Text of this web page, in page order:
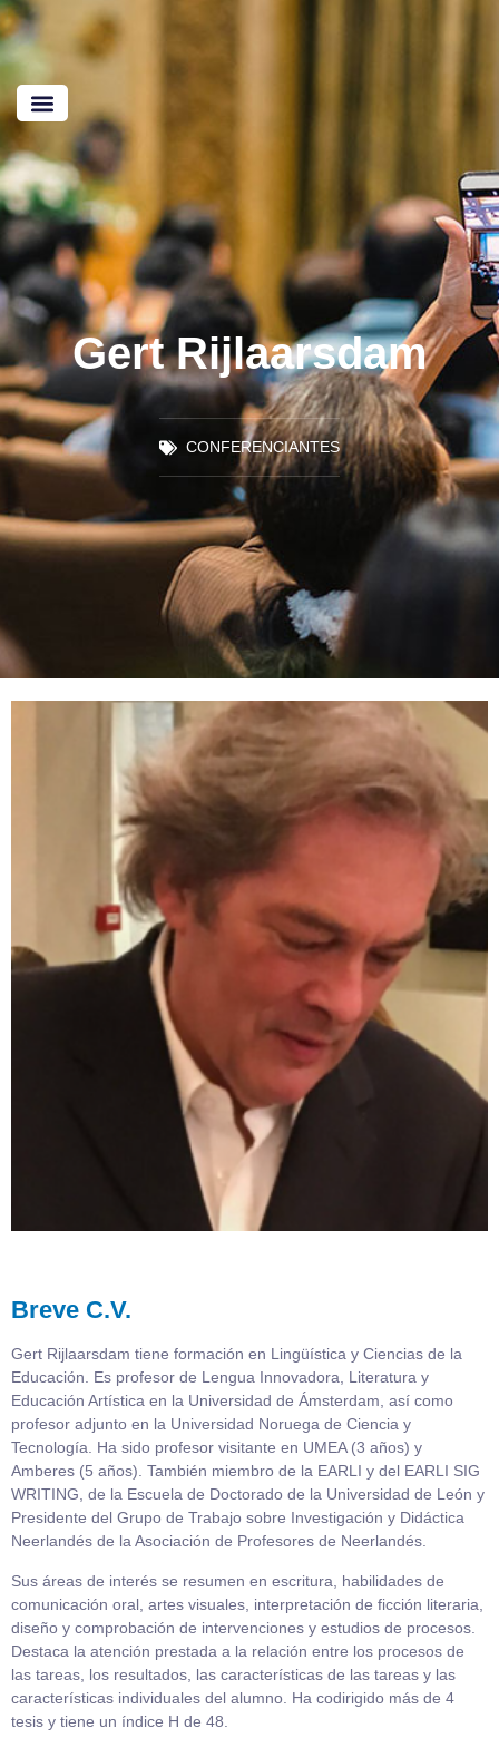
Gert Rijlaarsdam
CONFERENCIANTES
Breve C.V.
Gert Rijlaarsdam tiene formación en Lingüística y Ciencias de la
Educación. Es profesor de Lengua Innovadora, Literatura y
Educación Artística en la Universidad de Ámsterdam, así como
profesor adjunto en la Universidad Noruega de Ciencia y
Tecnología. Ha sido profesor visitante en UMEA (3 años) y
Amberes (5 años). También miembro de la EARLI y del EARLI SIG
WRITING, de la Escuela de Doctorado de la Universidad de León y
Presidente del Grupo de Trabajo sobre Investigación y Didáctica
Neerlandés de la Asociación de Profesores de Neerlandés.
Sus áreas de interés se resumen en escritura, habilidades de
comunicación oral, artes visuales, interpretación de ficción literaria,
diseño y comprobación de intervenciones y estudios de procesos.
Destaca la atención prestada a la relación entre los procesos de
las tareas, los resultados, las características de las tareas y las
características individuales del alumno. Ha codirigido más de 4
tesis y tiene un índice H de 48.